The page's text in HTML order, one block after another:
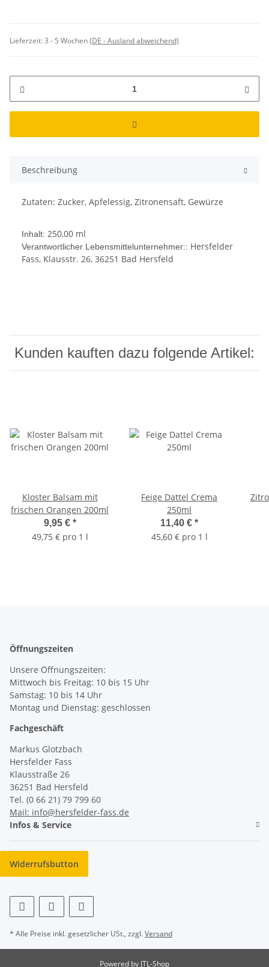
Lieferzeit:3 - 5 Wochen(DE - Ausland abweichend)
Beschreibung
Zutaten: Zucker, Apfelessig, Zitronensaft, Gewürze
Inhalt: 250,00 ml
Verantwortlicher Lebensmittelunternehmer:: Hersfelder
Fass, Klausstr. 26, 36251 Bad Hersfeld
Kunden kauften dazu folgende Artikel:
Kloster Balsam mit
frischen Orangen 200ml
9,95 € *
49,75 € pro 1 l
Feige Dattel Crema
250ml
11,40 € *
45,60 € pro 1 l
Öffnungszeiten
Unsere Öffnungszeiten:
Mittwoch bis Freitag: 10 bis 15 Uhr
Samstag: 10 bis 14 Uhr
Montag und Dienstag: geschlossen
Fachgeschäft
Markus Glotzbach
Hersfelder Fass
Klausstraße 26
36251 Bad Hersfeld
Tel. (0 66 21) 79 799 60
Mail: info@hersfelder-fass.de
Infos & Service
Widerrufsbutton
* Alle Preise inkl. gesetzlicher USt., zzgl.Versand
Powered by JTL-Shop